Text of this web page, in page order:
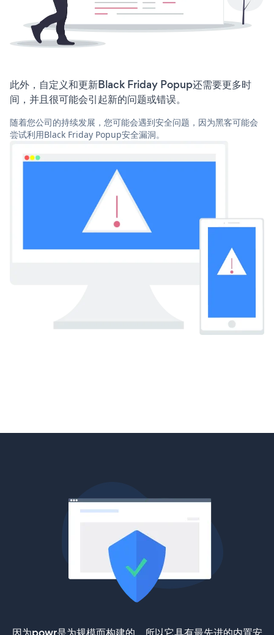
此外，自定义和更新Black Friday Popup还需要更多时
间，并且很可能会引起新的问题或错误。
随着您公司的持续发展，您可能会遇到安全问题，因为黑客可能会
尝试利用Black Friday Popup安全漏洞。